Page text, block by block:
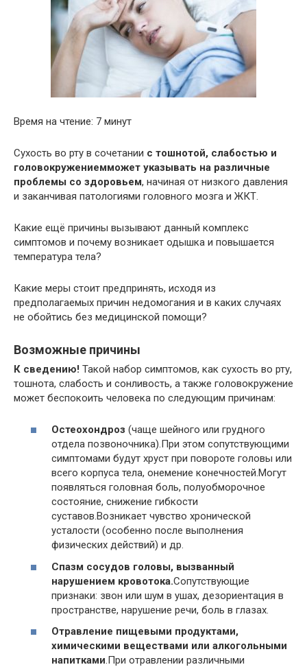
Время на чтение: 7 минут
Сухость во рту в сочетании с тошнотой, слабостью и
головокружениемможет указывать на различные
проблемы со здоровьем, начиная от низкого давления
и заканчивая патологиями головного мозга и ЖКТ.
Какие ещё причины вызывают данный комплекс
симптомов и почему возникает одышка и повышается
температура тела?
Какие меры стоит предпринять, исходя из
предполагаемых причин недомогания и в каких случаях
не обойтись без медицинской помощи?
Возможные причины
К сведению! Такой набор симптомов, как сухость во рту,
тошнота, слабость и сонливость, а также головокружение
может беспокоить человека по следующим причинам:
Остеохондроз (чаще шейного или грудного
отдела позвоночника).При этом сопутствующими
симптомами будут хруст при повороте головы или
всего корпуса тела, онемение конечностей.Могут
появляться головная боль, полуобморочное
состояние, снижение гибкости
суставов.Возникает чувство хронической
усталости (особенно после выполнения
физических действий) и др.
Спазм сосудов головы, вызванный
нарушением кровотока.Сопутствующие
признаки: звон или шум в ушах, дезориентация в
пространстве, нарушение речи, боль в глазах.
Отравление пищевыми продуктами,
химическими веществами или алкогольными
напитками.При отравлении различными